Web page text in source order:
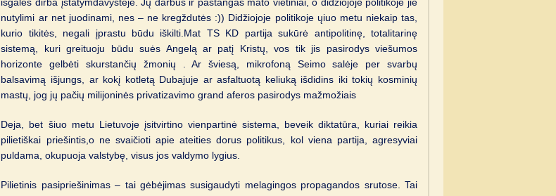
išgales dirba įstatymdavystėje. Jų darbus ir pastangas mato vietiniai, o didžiojoje politikoje jie
nutylimi ar net juodinami, nes – ne kregždutės :)) Didžiojoje politikoje ųiuo metu niekaip tas,
kurio tikitės, negali įprastu būdu iškilti.Mat TS KD partija sukūrė antipolitinę, totalitarinę
sistemą, kuri greituoju būdu suės Angelą ar patį Kristų, vos tik jis pasirodys viešumos
horizonte gelbėti skurstančių žmonių . Ar šviesą, mikrofoną Seimo salėje per svarbų
balsavimą išjungs, ar kokį kotletą Dubajuje ar asfaltuotą keliuką išdidins iki tokių kosminių
mastų, jog jų pačių milijoninės privatizavimo grand aferos pasirodys mažmožiais
Deja, bet šiuo metu Lietuvoje įsitvirtino vienpartinė sistema, beveik diktatūra, kuriai reikia
pilietiškai priešintis,o ne svaičioti apie ateities dorus politikus, kol viena partija, agresyviai
puldama, okupuoja valstybę, visus jos valdymo lygius.
Pilietinis pasipriešinimas – tai gėbėjimas susigaudyti melagingos propagandos srutose. Tai